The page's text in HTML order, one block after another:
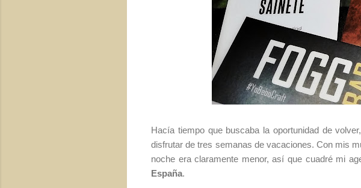
Hacía tiempo que buscaba la oportunidad de
disfrutar de tres semanas de vacaciones. Con mis
noche era claramente menor, así que cuadré mi
España.